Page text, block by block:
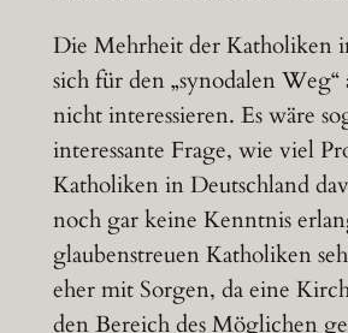
Die Mehrheit der Katholiken
sich für den „synodalen Weg“
nicht interessieren. Es wäre
interessante Frage, wie viel
Katholiken in Deutschland
noch gar keine Kenntnis
glaubenstreuen Katholiken
eher mit Sorgen, da eine
den Bereich des Möglichen